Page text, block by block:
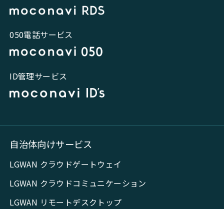
050電話サービス
ID管理サービス
自治体向けサービス
LGWAN クラウドゲートウェイ
LGWAN クラウドコミュニケーション
LGWAN リモートデスクトップ